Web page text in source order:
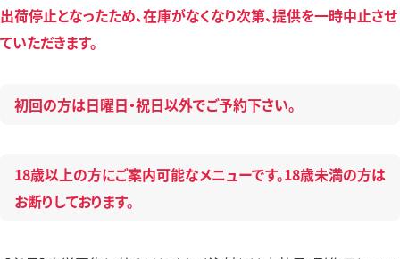
出荷停止となったため、在庫がなくなり次第、提供を一時中止させ
ていただきます。
初回の方は日曜日・祝日以外でご予約下さい。
18歳以上の方にご案内可能なメニューです。18歳未満の方は
お断りしております。